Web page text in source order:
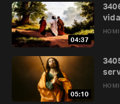
04:37
05:10